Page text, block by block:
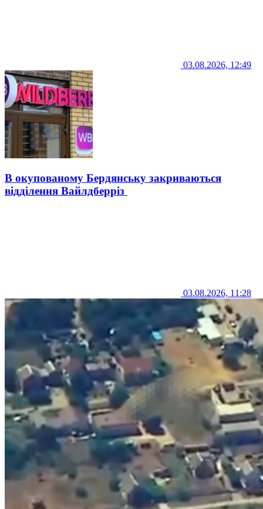
03.08.2026, 12:49
В окупованому Бердянську закриваються
відділення Вайлдберріз
03.08.2026, 11:28